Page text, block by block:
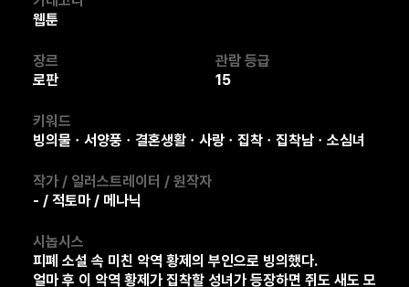
웹툰
장르
로판
관람 등급
15
키워드
빙의물ㆍ서양풍ㆍ결혼생활ㆍ사랑ㆍ집착ㆍ집착남ㆍ소심녀
작가 / 일러스트레이터 / 원작자
- / 적토마 / 메나닉
시놉시스
피폐 소설 속 미친 악역 황제의 부인으로 빙의했다.
얼마 후 이 악역 황제가 집착할 성녀가 등장하면 쥐도 새도 모